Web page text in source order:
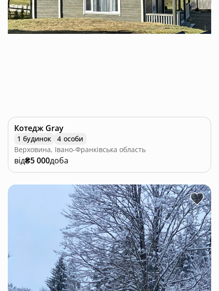
Котедж Gray
1 будинок
4 особи
Верховина, Івано-Франківська область
від₴5 000доба